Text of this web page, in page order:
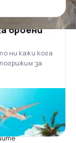
броени
ни кажи кога
за